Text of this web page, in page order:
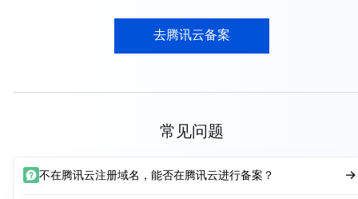
去腾讯云备案
常见问题
不在腾讯云注册域名，能否在腾讯云进行备案？